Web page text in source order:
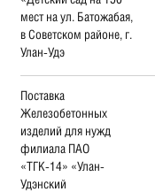
мест на ул. Батожабая,
в Советском районе, г.
Улан-Удэ
Поставка
Железобетонных
изделий для нужд
филиала ПАО
«ТГК-14» «Улан-
Удэнский